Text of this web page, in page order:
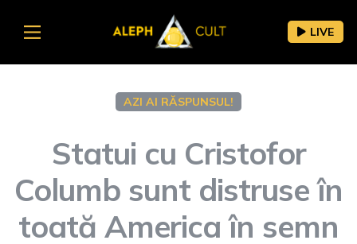
LIVE
AZI AI RĂSPUNSUL!
Statui cu Cristofor
Columb sunt distruse în
toată America în semn